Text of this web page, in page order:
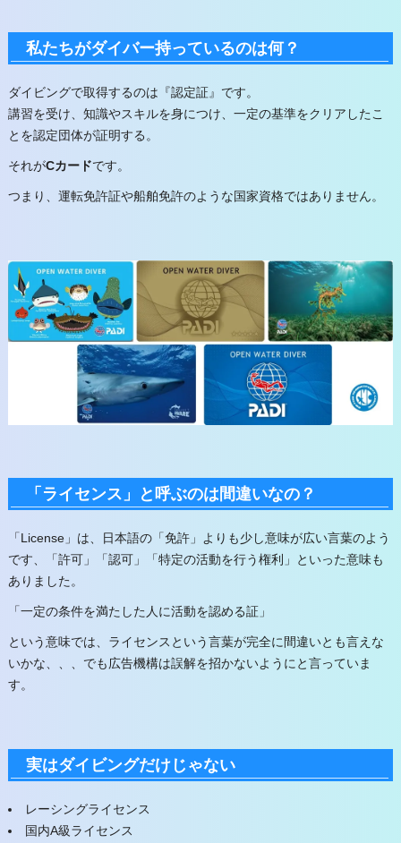
私たちがダイバー持っているのは何？
ダイビングで取得するのは『認定証』です。
講習を受け、知識やスキルを身につけ、一定の基準をクリアしたこ
とを認定団体が証明する。
それがCカードです。
つまり、運転免許証や船舶免許のような国家資格ではありません。
「ライセンス」と呼ぶのは間違いなの？
「License」は、日本語の「免許」よりも少し意味が広い言葉のよう
です、「許可」「認可」「特定の活動を行う権利」といった意味も
ありました。
「一定の条件を満たした人に活動を認める証」
という意味では、ライセンスという言葉が完全に間違いとも言えな
いかな、、、でも広告機構は誤解を招かないようにと言っていま
す。
実はダイビングだけじゃない
レーシングライセンス
国内A級ライセンス